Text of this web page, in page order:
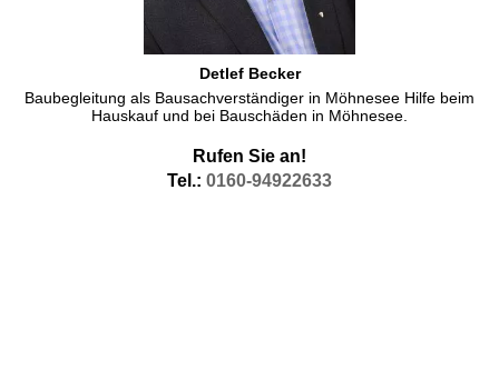
Detlef Becker
Baubegleitung als Bausachverständiger in Möhnesee Hilfe beim
Hauskauf und bei Bauschäden in Möhnesee.
Rufen Sie an!
Tel.: 0160-94922633